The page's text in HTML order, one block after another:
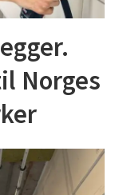
Norges